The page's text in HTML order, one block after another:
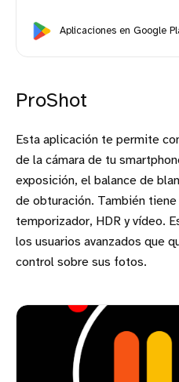
Aplicaciones en Google
ProShot
Esta aplicación te permite
de la cámara de tu
exposición, el balance de
de obturación. También
temporizador, HDR y vídeo.
los usuarios avanzados que
control sobre sus fotos.